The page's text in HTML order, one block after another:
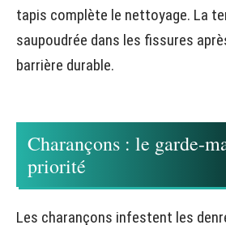
tapis complète le nettoyage. La
saupoudrée dans les fissures
barrière durable.
Charançons : le garde-
priorité
Les charançons infestent les